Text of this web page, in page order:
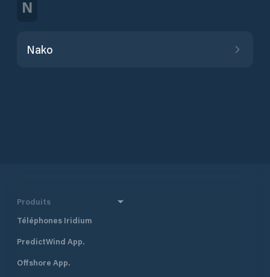
N
Nako
Produits
Téléphones Iridium
PredictWind App.
Offshore App.